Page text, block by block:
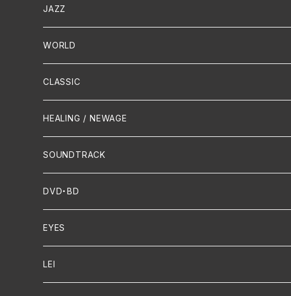
演歌 / 歌謡曲
PUNK/HARDCORE
Hip-Hop/Dancehall Reggae
Oldies
HR/HM
JAZZ
Vocal
Piano
Crossover / Fusion
Dixie / New Orleans
FUNK
WORLD
HAWAIIAN
Chanson
CLASSIC
Piano
Flute
Violin
Cello
Guitar / Ukulele
HEALING / NEWAGE
SOUNDTRACK
DVD・BD
EYES
LEI